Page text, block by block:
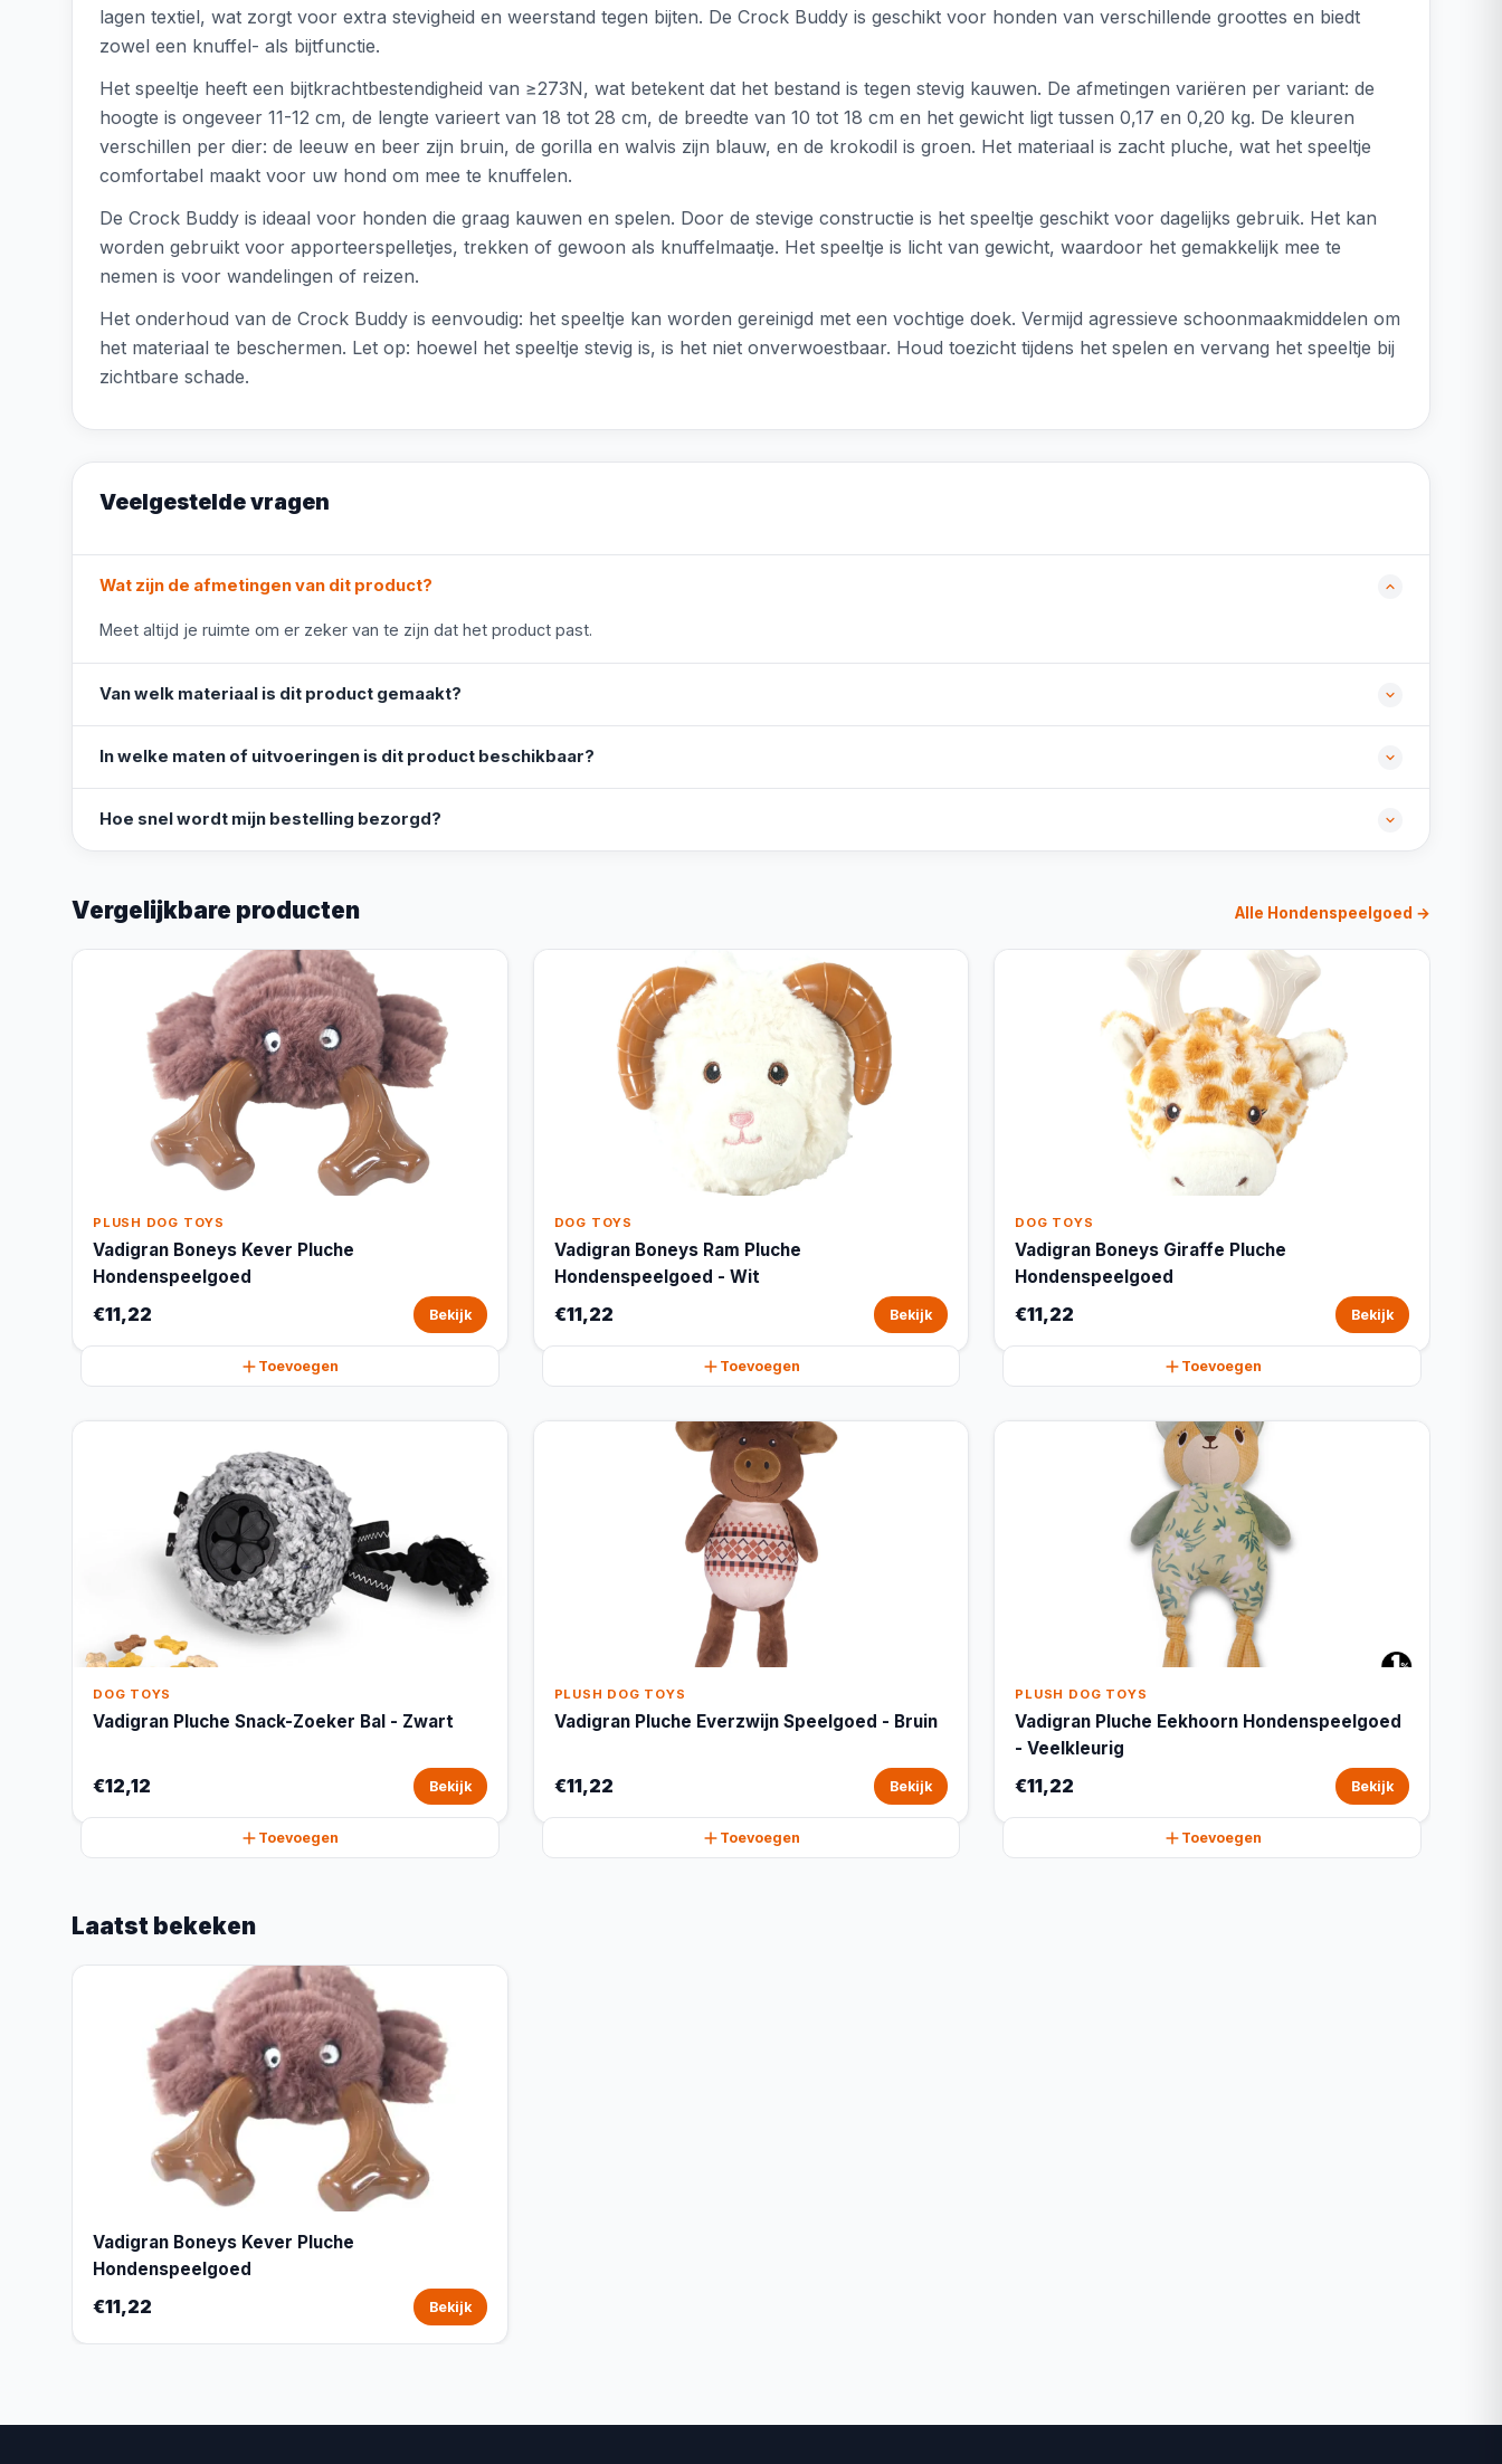
lagen textiel, wat zorgt voor extra stevigheid en weerstand tegen bijten. De Crock Buddy is geschikt voor honden van verschillende groottes en biedt
zowel een knuffel- als bijtfunctie.
Het speeltje heeft een bijtkrachtbestendigheid van ≥273N, wat betekent dat het bestand is tegen stevig kauwen. De afmetingen variëren per variant: de
hoogte is ongeveer 11-12 cm, de lengte varieert van 18 tot 28 cm, de breedte van 10 tot 18 cm en het gewicht ligt tussen 0,17 en 0,20 kg. De kleuren
verschillen per dier: de leeuw en beer zijn bruin, de gorilla en walvis zijn blauw, en de krokodil is groen. Het materiaal is zacht pluche, wat het speeltje
comfortabel maakt voor uw hond om mee te knuffelen.
De Crock Buddy is ideaal voor honden die graag kauwen en spelen. Door de stevige constructie is het speeltje geschikt voor dagelijks gebruik. Het kan
worden gebruikt voor apporteerspelletjes, trekken of gewoon als knuffelmaatje. Het speeltje is licht van gewicht, waardoor het gemakkelijk mee te
nemen is voor wandelingen of reizen.
Het onderhoud van de Crock Buddy is eenvoudig: het speeltje kan worden gereinigd met een vochtige doek. Vermijd agressieve schoonmaakmiddelen om
het materiaal te beschermen. Let op: hoewel het speeltje stevig is, is het niet onverwoestbaar. Houd toezicht tijdens het spelen en vervang het speeltje bij
zichtbare schade.
Veelgestelde vragen
Wat zijn de afmetingen van dit product?
Meet altijd je ruimte om er zeker van te zijn dat het product past.
Van welk materiaal is dit product gemaakt?
In welke maten of uitvoeringen is dit product beschikbaar?
Hoe snel wordt mijn bestelling bezorgd?
Vergelijkbare producten Alle Hondenspeelgoed →
PLUSH DOG TOYS
Vadigran Boneys Kever Pluche
Hondenspeelgoed
€11,22 Bekijk
Toevoegen
DOG TOYS
Vadigran Boneys Ram Pluche
Hondenspeelgoed - Wit
€11,22 Bekijk
Toevoegen
DOG TOYS
Vadigran Boneys Giraffe Pluche
Hondenspeelgoed
€11,22 Bekijk
Toevoegen
DOG TOYS
Vadigran Pluche Snack-Zoeker Bal - Zwart
€12,12 Bekijk
Toevoegen
PLUSH DOG TOYS
Vadigran Pluche Everzwijn Speelgoed - Bruin
€11,22 Bekijk
Toevoegen
PLUSH DOG TOYS
Vadigran Pluche Eekhoorn Hondenspeelgoed
- Veelkleurig
€11,22 Bekijk
Toevoegen
Laatst bekeken
Vadigran Boneys Kever Pluche
Hondenspeelgoed
€11,22 Bekijk